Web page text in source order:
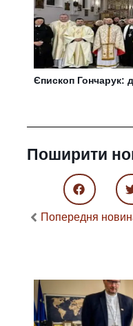
Єпископ Гончарук:
Поширити
Попередня